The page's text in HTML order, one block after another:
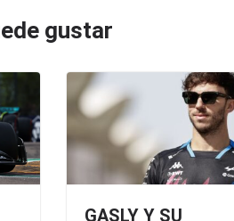
gustar
GASLY Y SU